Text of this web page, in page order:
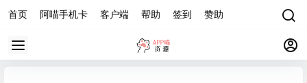
首页 阿喵手机卡 客户端 帮助 签到 赞助